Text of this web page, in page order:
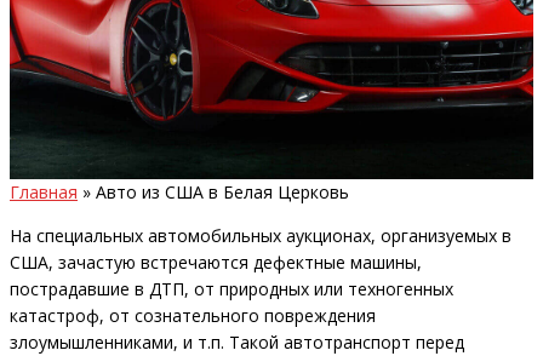
Главная » Авто из США в Белая Церковь
На специальных автомобильных аукционах, организуемых в
США, зачастую встречаются дефектные машины,
пострадавшие в ДТП, от природных или техногенных
катастроф, от сознательного повреждения
злоумышленниками, и т.п. Такой автотранспорт перед